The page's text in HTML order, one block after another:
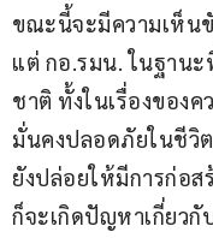
ขณะนี้จะมีความเห็น
แต่ กอ.รมน. ในฐาน
ชาติ ทั้งในเรื่องของ
มั่นคงปลอดภัยในชีวิ
ยังปล่อยให้มีการก่อ
ก็จะเกิดปัญหาเกี่ยว